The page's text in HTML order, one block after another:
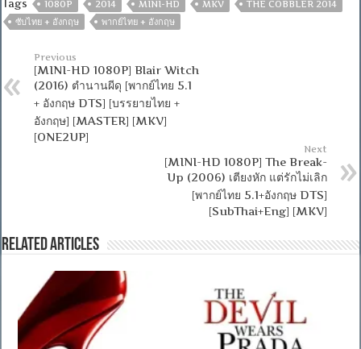
Tags 1080P 2014 MINI-HD MKV
THE COBBLER 2014
ซับไทย + อังกฤษ
พากย์ไทย + อังกฤษ
Previous
[MINI-HD 1080P] Blair Witch
(2016) ตำนานผีดุ [พากย์ไทย 5.1
+ อังกฤษ DTS] [บรรยายไทย +
อังกฤษ] [MASTER] [MKV]
[ONE2UP]
Next
[MINI-HD 1080P] The Break-
Up (2006) เตียงหัก แต่รักไม่เลิก
[พากย์ไทย 5.1+อังกฤษ DTS]
[SubThai+Eng] [MKV]
Related Articles